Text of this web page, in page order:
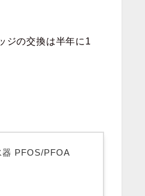
ジの交換は半年に1
器 PFOS/PFOA